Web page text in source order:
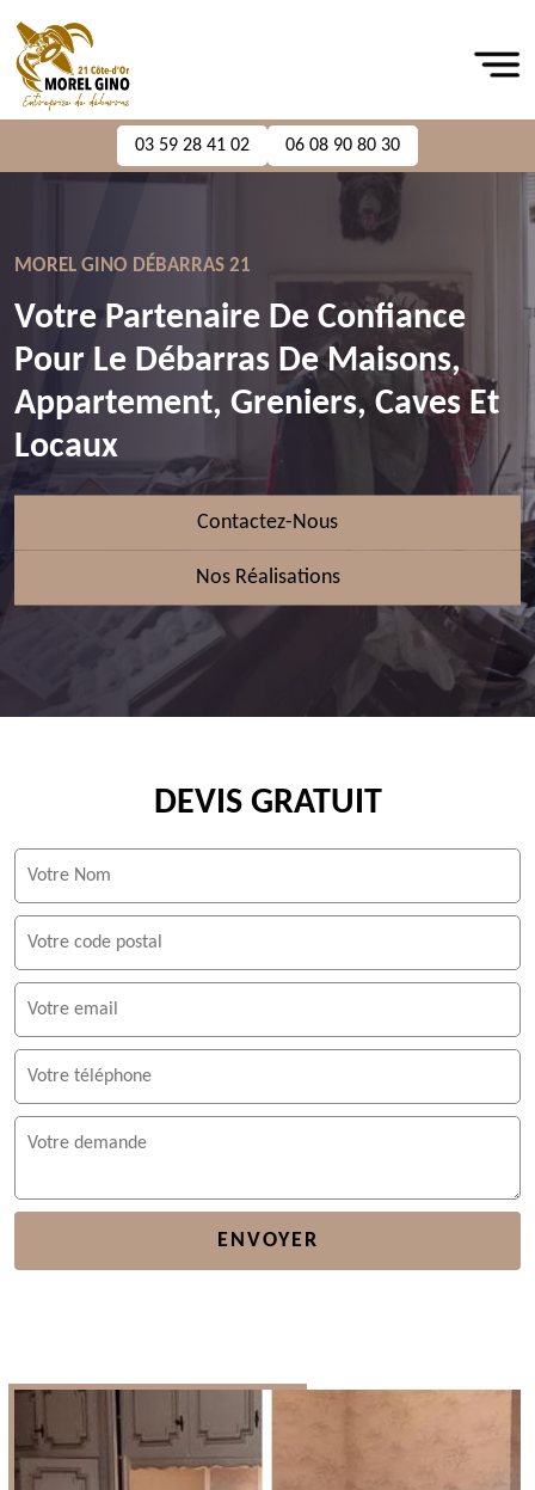
03 59 28 41 02 06 08 90 80 30
MOREL GINO DÉBARRAS 21
Votre Partenaire De Confiance
Pour Le Débarras De Maisons,
Appartement, Greniers, Caves Et
Locaux
Contactez-Nous
Nos Réalisations
DEVIS GRATUIT